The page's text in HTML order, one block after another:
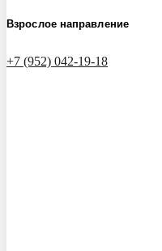
Взрослое направление
+7 (952) 042-19-18